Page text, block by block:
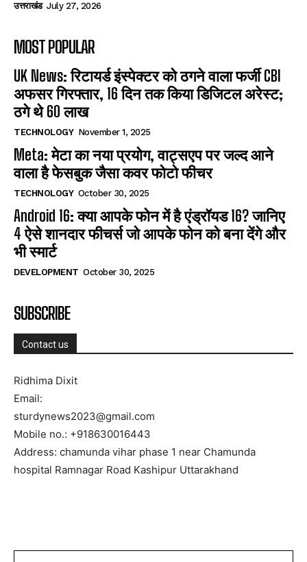
उत्तराखंड July 27, 2026
MOST POPULAR
UK News: रिटायर्ड इंस्पेक्टर को ठगने वाला फर्जी CBI
अफसर गिरफ्तार, 16 दिन तक किया डिजिटल अरेस्ट;
ठगे थे 60 लाख
TECHNOLOGY November 1, 2025
Meta: मेटा का नया प्रयोग, वाट्सएप पर जल्द आने
वाला है फेसबुक जैसा कवर फोटो फीचर
TECHNOLOGY October 30, 2025
Android 16: क्या आपके फोन में है एंड्रॉयड 16? जानिए
4 ऐसे शानदार फीचर्स जो आपके फोन को बना देंगे और
भी स्मार्ट
DEVELOPMENT October 30, 2025
SUBSCRIBE
Contact us
Ridhima Dixit
Email:
sturdynews2023@gmail.com
Mobile no.: +918630016443
Address: chamunda vihar phase 1 near Chamunda
hospital Ramnagar Road Kashipur Uttarakhand